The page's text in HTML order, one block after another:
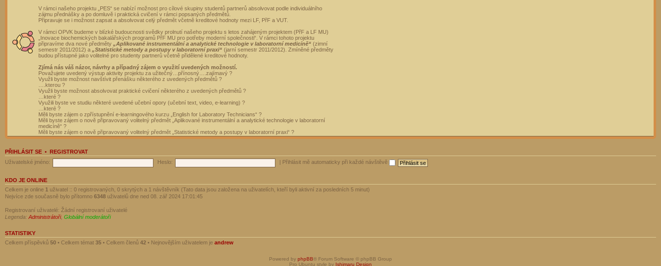
V rámci našeho projektu „PES“ se nabízí možnost pro cílové skupiny studentů partnerů absolvovat podle individuálního
zájmu přednášky a po domluvě i praktická cvičení v rámci popsaných předmětů.
Připravuje se i možnost zapsat a absolvovat celý předmět včetně kreditové hodnoty mezi LF, PřF a VUT.
V rámci OPVK budeme v blízké budoucnosti svědky prolnutí našeho projektu s letos zahájeným projektem (PřF a LF MU)
„Inovace biochemických bakalářských programů PřF MU pro potřeby moderní společnosti“. V rámci tohoto projektu
připravíme dva nové předměty „Aplikované instrumentální a analytické technologie v laboratorní medicíně“ (zimní
semestr 2011/2012) a „Statistické metody a postupy v laboratorní praxi“ (jarní semestr 2011/2012). Zmíněné předměty
budou přístupné jako volitelné pro studenty partnerů včetně přidělené kreditové hodnoty.
Zjímá nás váš názor, návrhy a případný zájem o využití uvedených možností.
Považujete uvedený výstup aktivity projektu za užitečný…přínosný….zajímavý ?
Využli byste možnost navštívit přenášku některého z uvedených předmětů ?
….kterou ?
Využli byste možnost absolvovat praktické cvičení některého z uvedených předmětů ?
…které ?
Využili byste ve studiu některé uvedené učební opory (učební text, video, e-learning) ?
…které ?
Měli byste zájem o zpřístupnění e-learningového kurzu „English for Laboratory Technicians“ ?
Měli byste zájem o nově připravovaný volitelný předmět „Aplikované instrumentální a analytické technologie v laboratorní
medicíně“ ?
Měli byste zájem o nově připravovaný volitelný předmět „Statistické metody a postupy v laboratorní praxi“ ?
PŘIHLÁSIT SE • REGISTROVAT
Uživatelské jméno:
Heslo: Přihlásit mě automaticky při každé návštěvě
KDO JE ONLINE
Celkem je online 1 uživatel :: 0 registrovaných, 0 skrytých a 1 návštěvník (Tato data jsou založena na uživatelích, kteří byli aktivní za posledních 5 minut)
Nejvíce zde současně bylo přítomno 6348 uživatelů dne ned 08. zář 2024 17:01:45
Registrovaní uživatelé: Žádní registrovaní uživatelé
Legenda: Administrátoři, Globální moderátoři
STATISTIKY
Celkem příspěvků 50 • Celkem témat 35 • Celkem členů 42 • Nejnovějším uživatelem je andrew
Powered by phpBB® Forum Software © phpBB Group
Pro Ubuntu style by Ishimaru Design